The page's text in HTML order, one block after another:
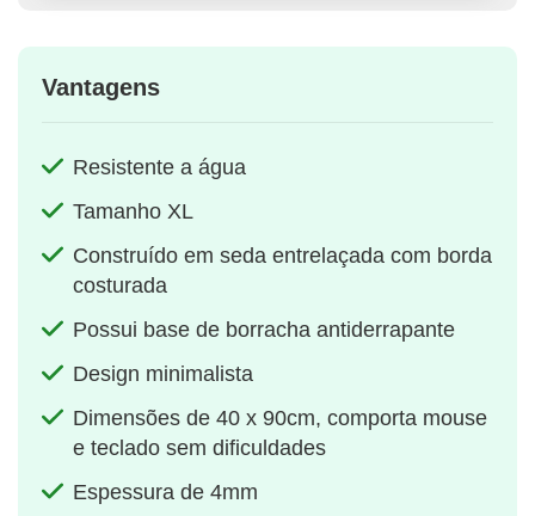
Vantagens
Resistente a água
Tamanho XL
Construído em seda entrelaçada com borda
costurada
Possui base de borracha antiderrapante
Design minimalista
Dimensões de 40 x 90cm, comporta mouse
e teclado sem dificuldades
Espessura de 4mm